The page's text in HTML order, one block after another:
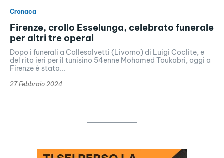
Cronaca
Firenze, crollo Esselunga, celebrato funerale
per altri tre operai
Dopo i funerali a Collesalvetti (Livorno) di Luigi Coclite, e
del rito ieri per il tunisino 54enne Mohamed Toukabri, oggi a
Firenze è stata...
27 Febbraio 2024